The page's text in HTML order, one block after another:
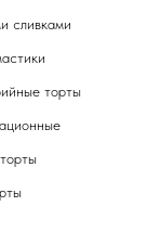
сливками
торты